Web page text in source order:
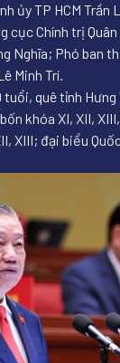
ủy TP HCM Trần
cục Chính trị
Nghĩa; Phó ban
Minh Trí.
quê tỉnh Hưng
khóa XI, XII,
XIII; đại biểu